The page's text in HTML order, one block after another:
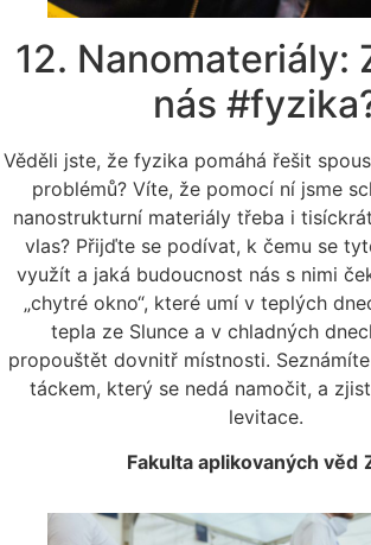
12. Nanomateriály:
nás
Věděli jste, že fyzika pomáhá řešit
problémů? Víte, že pomocí ní jsme
nanostrukturní materiály třeba i
vlas? Přijďte se podívat, k čemu se
využít a jaká budoucnost nás s nimi
„chytré okno“, které umí v teplých
tepla ze Slunce a v chladných
propouštět dovnitř místnosti.
táckem, který se nedá namočit, a
levitace.
Fakulta aplikovaných věd